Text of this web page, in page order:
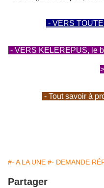
- VERS
- VERS KELEREPUS, le
- Tout savoir à
#- A LA UNE #- DEMANDE
Partager